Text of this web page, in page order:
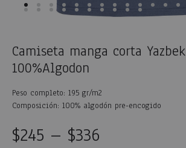
Camiseta manga corta Yazbek
100%Algodon
Peso completo: 195 gr/m2
Composición: 100% algodón pre-encogido
$245 – $336